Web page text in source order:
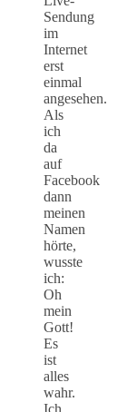
Sendung
im
Internet
erst
einmal
angesehen.
Als
ich
da
auf
Facebook
dann
meinen
Namen
hörte,
wusste
ich:
Oh
mein
Gott!
Es
ist
alles
wahr.